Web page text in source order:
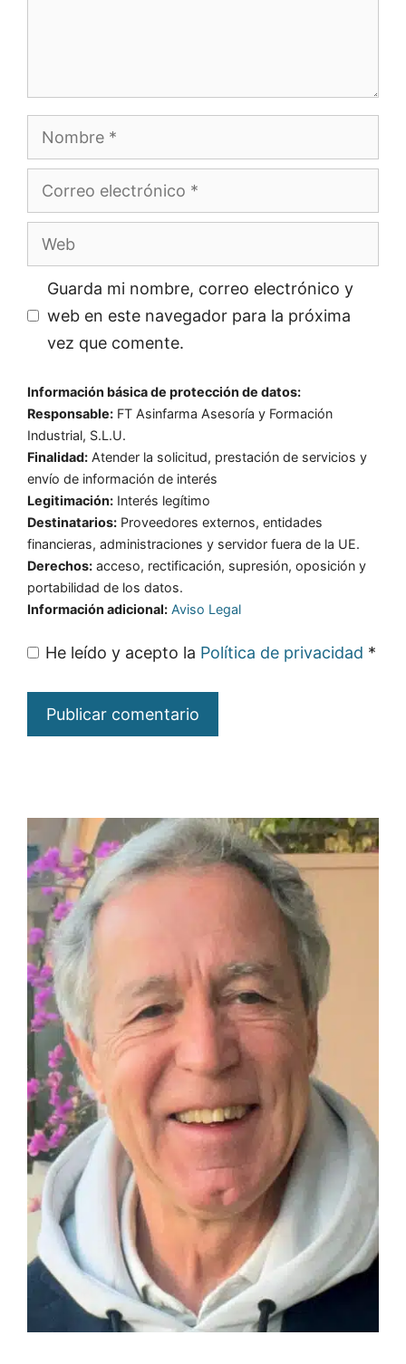
Nombre
Correo
electrónico
Web
Guarda mi nombre, correo electrónico y
web en este navegador para la próxima
vez que comente.
Información básica de protección de datos:
Responsable: FT Asinfarma Asesoría y Formación
Industrial, S.L.U.
Finalidad: Atender la solicitud, prestación de servicios y
envío de información de interés
Legitimación: Interés legítimo
Destinatarios: Proveedores externos, entidades
financieras, administraciones y servidor fuera de la UE.
Derechos: acceso, rectificación, supresión, oposición y
portabilidad de los datos.
Información adicional: Aviso Legal
He leído y acepto la Política de privacidad *